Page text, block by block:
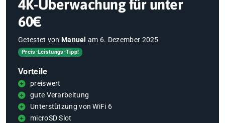
4K-Überwachung für unter
60€
Getestet von Manuel am 6. Dezember 2025
Preis-Leistungs-Tipp!
Vorteile
preiswert
gute Verarbeitung
Unterstützung von WiFi 6
microSD Slot